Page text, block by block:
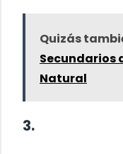
Quizás
Secundarios
Natural
3.